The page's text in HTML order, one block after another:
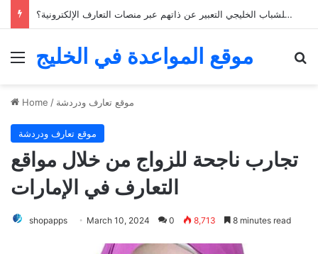
كيف يمكن للشباب الخليجي التعبير عن ذاتهم عبر منصات التعارف الإلكترونية؟
Menu
موقع المواعدة في الخليج
Home / موقع تعارف ودردشة
موقع تعارف ودردشة
تجارب ناجحة للزواج من خلال مواقع
التعارف في الإمارات
shopapps March 10, 2024 0 8,713 8 minutes read